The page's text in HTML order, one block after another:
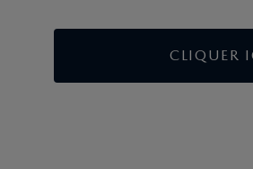
CLIQUER